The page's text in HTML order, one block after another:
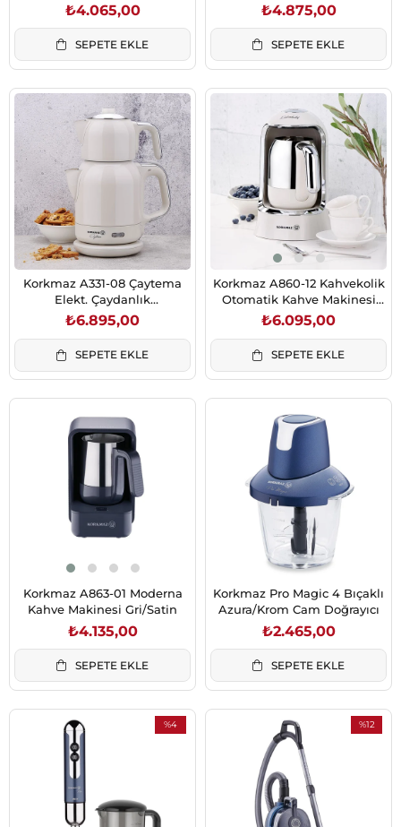
₺4.065,00
SEPETE EKLE
₺4.875,00
SEPETE EKLE
Korkmaz A331-08 Çaytema
Elekt. Çaydanlık
Vanilya/Krom
₺6.895,00
SEPETE EKLE
Korkmaz A860-12 Kahvekolik
Otomatik Kahve Makinesi
Vanilya
₺6.095,00
SEPETE EKLE
Korkmaz A863-01 Moderna
Kahve Makinesi Gri/Satin
₺4.135,00
SEPETE EKLE
Korkmaz Pro Magic 4 Bıçaklı
Azura/Krom Cam Doğrayıcı
₺2.465,00
SEPETE EKLE
%4
%12